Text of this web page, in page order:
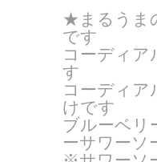
★まるうま
です
コーディア
す
コーディア
けです
ブルーベリ
ーサワーソ